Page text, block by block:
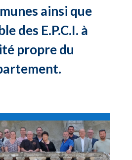
ainsi que
des E.P.C.I. à
propre du